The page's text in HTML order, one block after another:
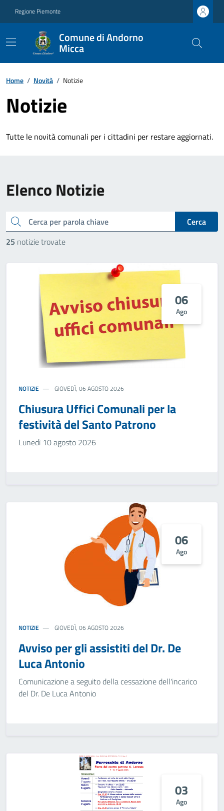
Regione Piemonte
Comune di Andorno
Micca
Home / Novità / Notizie
Notizie
Tutte le novità comunali per i cittadini per restare aggiornati.
Elenco Notizie
cerca
Cerca
25 notizie trovate
06
Ago
NOTIZIE GIOVEDÌ, 06 AGOSTO 2026
Chiusura Uffici Comunali per la
festività del Santo Patrono
Lunedì 10 agosto 2026
06
Ago
NOTIZIE GIOVEDÌ, 06 AGOSTO 2026
Avviso per gli assistiti del Dr. De
Luca Antonio
Comunicazione a seguito della cessazione dell'incarico
del Dr. De Luca Antonio
03
Ago